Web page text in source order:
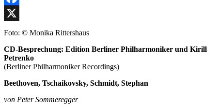
Facebook
X
Foto: © Monika Rittershaus
CD-Besprechung: Edition Berliner Philharmoniker und Kirill
Petrenko
(Berliner Philharmoniker Recordings)
Beethoven, Tschaikovsky, Schmidt, Stephan
von Peter Sommeregger